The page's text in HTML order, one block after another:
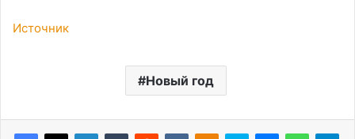
Источник
Новый год